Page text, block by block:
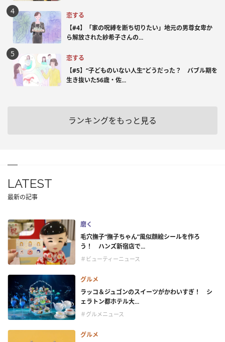
恋する
【#4】「家の呪縛を断ち切りたい」地元の男尊女卑か
ら解放された紗希子さんの...
恋する
【#5】“子どものいない人生”どうだった？ バブル期を
生き抜いた56歳・佐...
ランキングをもっと見る
LATEST
最新の記事
磨く
毛穴撫子“撫子ちゃん”風似顔絵シールを作ろ
う！ ハンズ新宿店で...
＃ビューティーニュース
グルメ
ラッコ＆ジュゴンのスイーツがかわいすぎ！ シ
ェラトン都ホテル大...
＃グルメニュース
グルメ